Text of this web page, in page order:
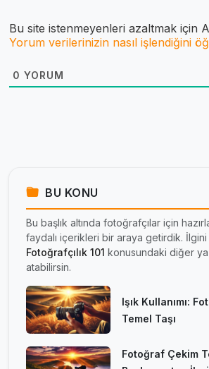
Bu site istenmeyenleri azaltmak için
Yorum verilerinizin nasıl işlendiğini
0 YORUM
BU KONU
Bu başlık altında fotoğrafçılar için
faydalı içerikleri bir araya getirdik. İlgini
Fotoğrafçılık 101 konusundaki diğer
atabilirsin.
Işık Kullanımı:
Temel Taşı
Fotoğraf Çekim